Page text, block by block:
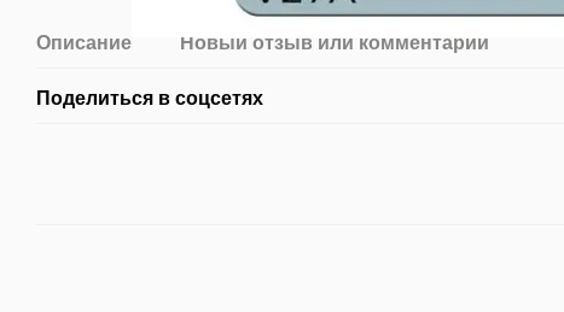
Описание Новый отзыв или комментарий
Поделиться в соцсетях